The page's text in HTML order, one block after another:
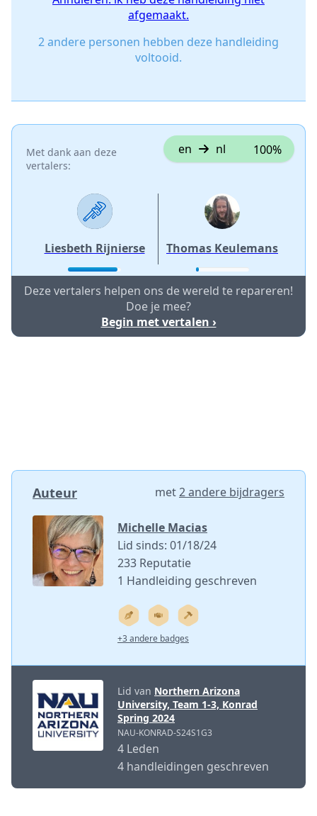
afgemaakt.
2 andere personen hebben deze handleiding
voltooid.
Met dank aan deze
vertalers:
en nl 100%
Liesbeth Rijnierse Thomas Keulemans
Deze vertalers helpen ons de wereld te repareren!
Doe je mee?
Begin met vertalen ›
Auteur met2 andere bijdragers
Michelle Macias
Lid sinds: 01/18/24
233 Reputatie
1 Handleiding geschreven
+3 andere badges
Lid van Northern Arizona
University, Team 1-3, Konrad
Spring 2024
NAU-KONRAD-S24S1G3
4 Leden
4 handleidingen geschreven